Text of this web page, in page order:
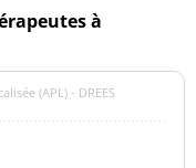
à
(APL) - DREES